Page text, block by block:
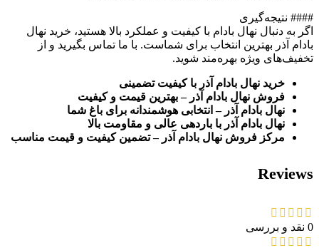
#### نتیجه‌گیری
اگر به دنبال نهال بادام با کیفیت و عملکرد بالا هستید، خرید نهال
بادام آذر بهترین انتخاب برای شماست. با ما تماس بگیرید و از
تخفیف‌های ویژه بهره‌مند شوید.
خرید نهال بادام آذر با کیفیت تضمینی
فروش نهال بادام آذر – بهترین قیمت و کیفیت
نهال بادام آذر – انتخابی هوشمندانه برای باغ شما
نهال بادام آذر با باردهی عالی و مقاومت بالا
مرکز فروش نهال بادام آذر – تضمین کیفیت و قیمت مناسب
Reviews
0 نقد و بررسی